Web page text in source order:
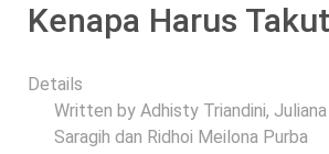
Kenapa Harus
Details
Written by Adhisty Triandini,
Saragih dan Ridhoi Meilona Purba